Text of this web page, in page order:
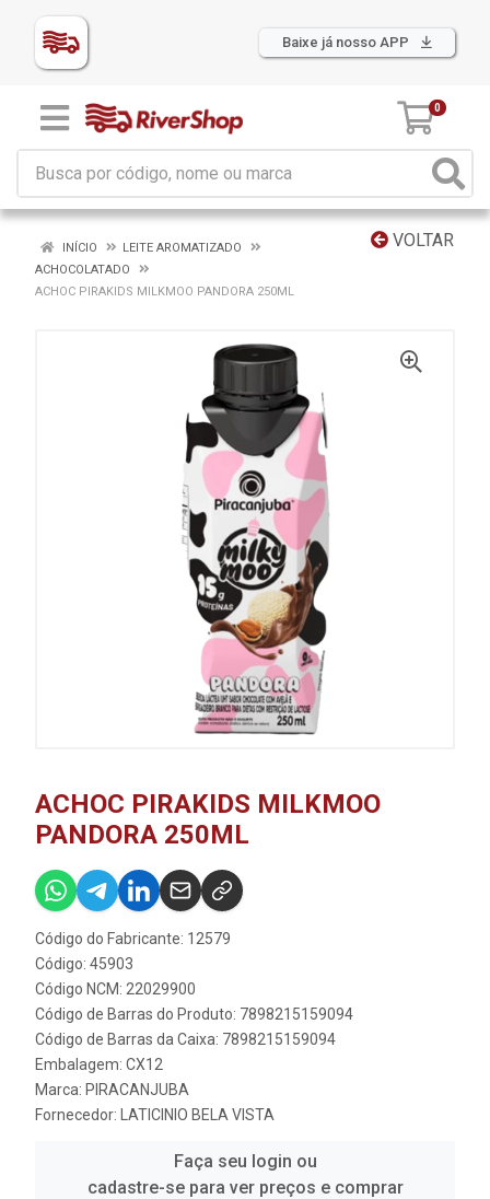
Baixe já nosso APP
0
VOLTAR
INÍCIO
LEITE AROMATIZADO
ACHOCOLATADO
ACHOC PIRAKIDS MILKMOO PANDORA 250ML
ACHOC PIRAKIDS MILKMOO
PANDORA 250ML
Código do Fabricante: 12579
Código: 45903
Código NCM: 22029900
Código de Barras do Produto: 7898215159094
Código de Barras da Caixa: 7898215159094
Embalagem: CX12
Marca: PIRACANJUBA
Fornecedor:
LATICINIO BELA VISTA
Faça seu login ou
cadastre-se para ver preços e comprar